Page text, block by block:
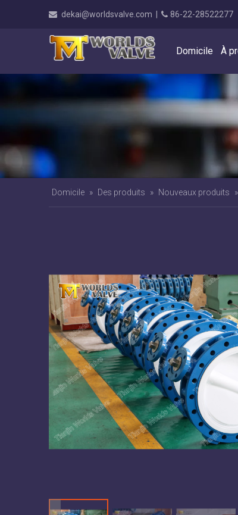
 dekai@worldsvalve.com  86-22-28522277
Domicile À
Domicile » Des produits » Nouveaux produits »